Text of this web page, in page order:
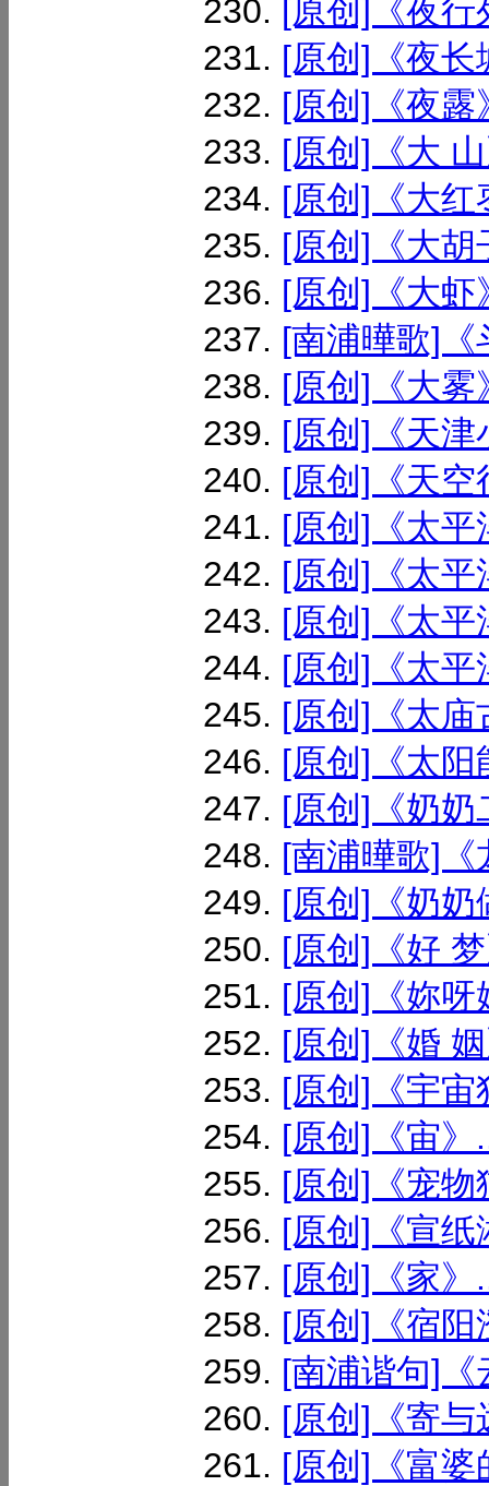
[原创]《夜
[原创]《夜长
[原创]《夜露
[原创]《大
[原创]《大红
[原创]《大胡
[原创]《大虾
[南浦曄歌]《
[原创]《大雾
[原创]《天津
[原创]《天空
[原创]《太平
[原创]《太平
[原创]《太平
[原创]《太平
[原创]《太庙
[原创]《太阳
[原创]《奶奶
[南浦曄歌]《
[原创]《奶奶
[原创]《好
[原创]《妳呀
[原创]《婚
[原创]《宇宙
[原创]《宙》
[原创]《宠物
[原创]《宣纸
[原创]《家》
[原创]《宿阳
[南浦谐句]《
[原创]《寄与
[原创]《富婆